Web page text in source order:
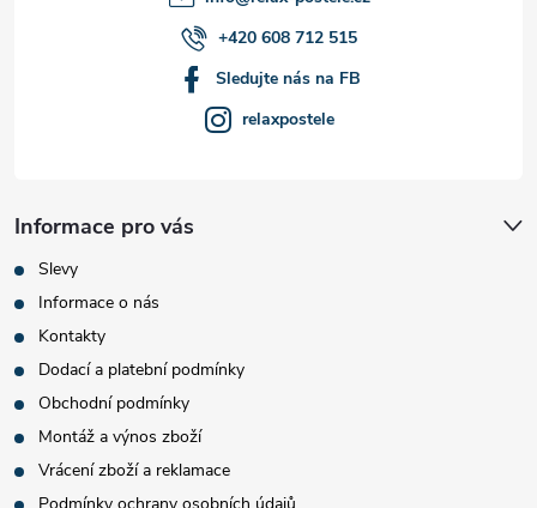
+420 608 712 515
Sledujte nás na FB
relaxpostele
Informace pro vás
Slevy
Informace o nás
Kontakty
Dodací a platební podmínky
Obchodní podmínky
Montáž a výnos zboží
Vrácení zboží a reklamace